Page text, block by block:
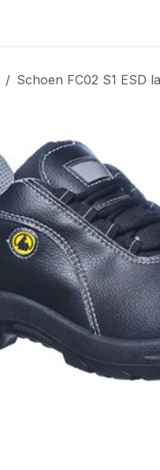
Schoen FC02 S1 ESD